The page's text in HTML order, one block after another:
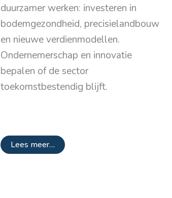
duurzamer werken: investeren in
bodemgezondheid, precisielandbouw
en nieuwe verdienmodellen.
Ondernemerschap en innovatie
bepalen of de sector
toekomstbestendig blijft.
Lees meer…